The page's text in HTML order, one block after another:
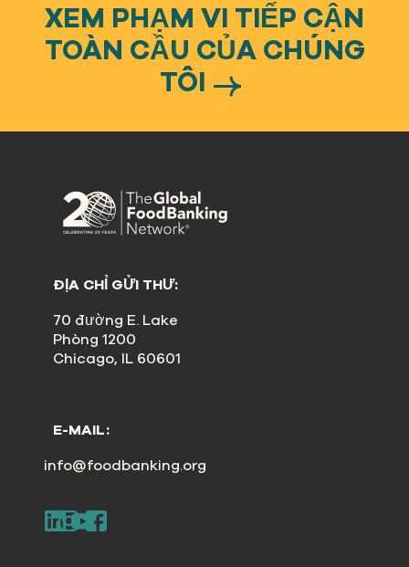
XEM PHẠM VI TIẾP CẬN
TOÀN CẦU CỦA CHÚNG
TÔI
ĐỊA CHỈ GỬI THƯ:
70 đường E. Lake
Phòng 1200
Chicago, IL 60601
E-MAIL:
info@foodbanking.org